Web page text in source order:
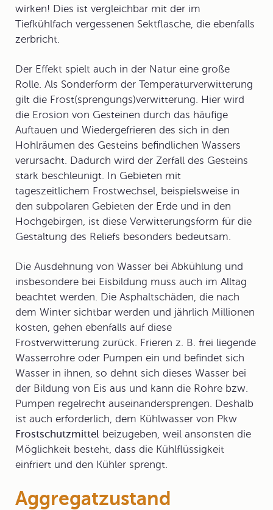
wirken! Dies ist vergleichbar mit der im
Tiefkühlfach vergessenen Sektflasche, die ebenfalls
zerbricht.
Der Effekt spielt auch in der Natur eine große
Rolle. Als Sonderform der Temperaturverwitterung
gilt die Frost(sprengungs)verwitterung. Hier wird
die Erosion von Gesteinen durch das häufige
Auftauen und Wiedergefrieren des sich in den
Hohlräumen des Gesteins befindlichen Wassers
verursacht. Dadurch wird der Zerfall des Gesteins
stark beschleunigt. In Gebieten mit
tageszeitlichem Frostwechsel, beispielsweise in
den subpolaren Gebieten der Erde und in den
Hochgebirgen, ist diese Verwitterungsform für die
Gestaltung des Reliefs besonders bedeutsam.
Die Ausdehnung von Wasser bei Abkühlung und
insbesondere bei Eisbildung muss auch im Alltag
beachtet werden. Die Asphaltschäden, die nach
dem Winter sichtbar werden und jährlich Millionen
kosten, gehen ebenfalls auf diese
Frostverwitterung zurück. Frieren z. B. frei liegende
Wasserrohre oder Pumpen ein und befindet sich
Wasser in ihnen, so dehnt sich dieses Wasser bei
der Bildung von Eis aus und kann die Rohre bzw.
Pumpen regelrecht auseinandersprengen. Deshalb
ist auch erforderlich, dem Kühlwasser von Pkw
Frostschutzmittel beizugeben, weil ansonsten die
Möglichkeit besteht, dass die Kühlflüssigkeit
einfriert und den Kühler sprengt.
Aggregatzustand